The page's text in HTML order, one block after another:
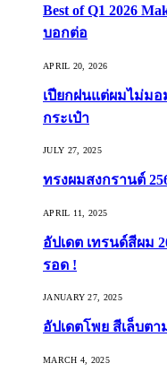
Best of Q1 2026
บอกต่อ
APRIL 20, 2026
เปียกฝนแต่ผมไม่ม
กระเป๋า
JULY 27, 2025
ทรงผมสงกรานต์
APRIL 11, 2025
อัปเดต เทรนด์สีผม
รอด !
JANUARY 27, 2025
อัปเดตโพย สีเล็บตา
MARCH 4, 2025